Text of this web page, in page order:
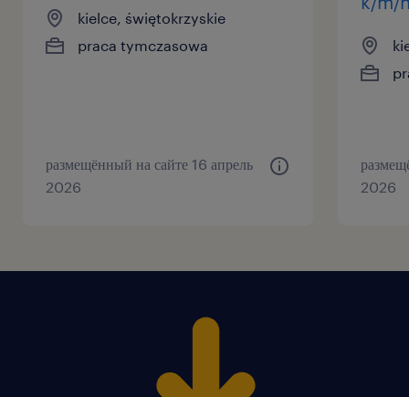
kielce, świętokrzyskie
praca tymczasowa
размещённый на сайте 16 апрель
2026
2026